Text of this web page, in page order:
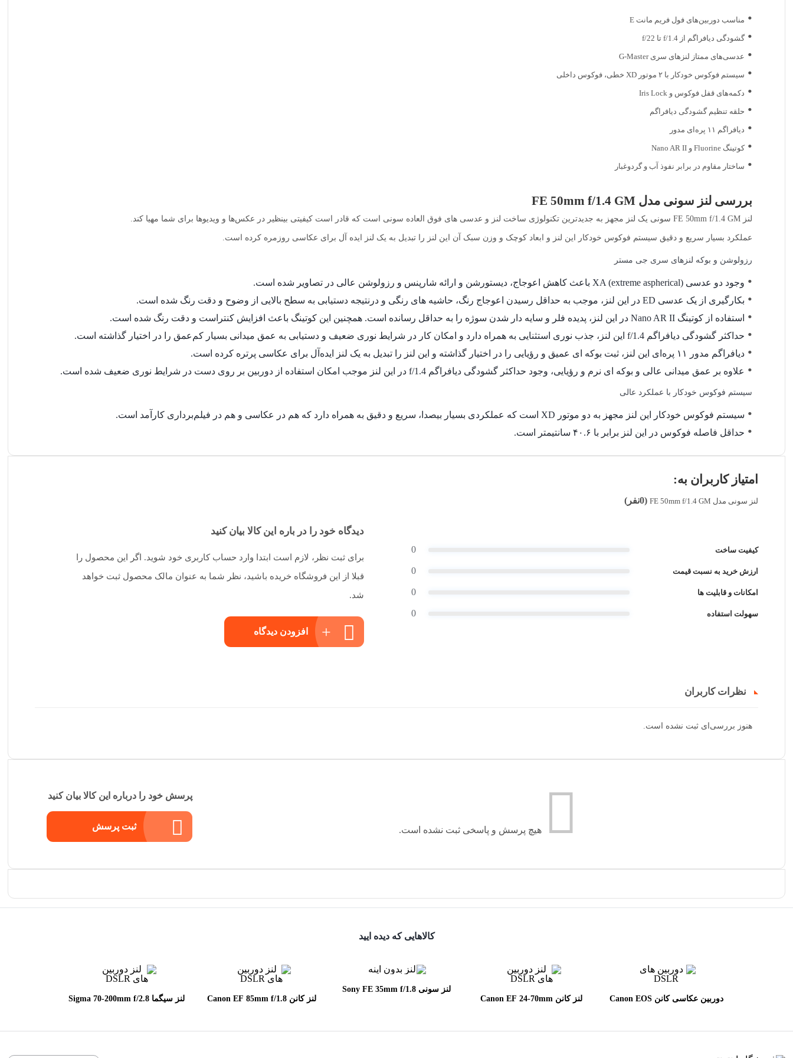
مناسب دوربین‌های فول فریم مانت E
گشودگی دیافراگم از f/1.4 تا f/22
عدسی‌های ممتاز لنزهای سری G-Master
سیستم فوکوس خودکار با ۲ موتور XD خطی، فوکوس داخلی
دکمه‌های قفل فوکوس و Iris Lock
حلقه تنظیم گشودگی دیافراگم
دیافراگم ۱۱ پره‌ای مدور
کوتینگ Fluorine و Nano AR II
ساختار مقاوم در برابر نفوذ آب و گردوغبار
بررسی لنز سونی مدل FE 50mm f/1.4 GM
لنز FE 50mm f/1.4 GM سونی یک لنز مجهز به جدیدترین تکنولوژی ساخت لنز و عدسی‌ های فوق العاده سونی است که قادر است کیفیتی بینظیر در عکس‌ها و ویدیوها برای شما مهیا کند.
عملکرد بسیار سریع و دقیق سیستم فوکوس خودکار این لنز و ابعاد کوچک و وزن سبک آن این لنز را تبدیل به یک لنز ایده‌ آل برای عکاسی روزمره کرده است.
رزولوشن و بوکه لنزهای سری جی مستر
وجود دو عدسی XA (extreme aspherical) باعث کاهش اعوجاج، دیستورشن و ارائه شارپنس و رزولوشن عالی در تصاویر شده است.
بکارگیری از یک عدسی ED در این لنز، موجب به حداقل رسیدن اعوجاج رنگ، حاشیه‌ های رنگی و درنتیجه دستیابی به سطح بالایی از وضوح و دقت رنگ شده است.
استفاده از کوتینگ Nano AR II در این لنز، پدیده فلر و سایه‌ دار شدن سوژه را به حداقل رسانده است. همچنین این کوتینگ باعث افزایش کنتراست و دقت رنگ‌ شده است.
حداکثر گشودگی دیافراگم f/1.4 این لنز، جذب نوری استثنایی به همراه دارد و امکان کار در شرایط نوری ضعیف و دستیابی به عمق میدانی بسیار کم‌عمق را در اختیار گذاشته است.
دیافراگم مدور ۱۱ پره‌ای این لنز، ثبت بوکه‌ ای عمیق و رؤیایی را در اختیار گذاشته و این لنز را تبدیل به یک لنز ایده‌‎آل برای عکاسی پرتره کرده است.
علاوه بر عمق میدانی عالی و بوکه‌ ای نرم و رؤیایی، وجود حداکثر گشودگی دیافراگم f/1.4 در این لنز موجب امکان استفاده از دوربین بر روی دست در شرایط نوری ضعیف شده است.
سیستم فوکوس خودکار با عملکرد عالی
سیستم فوکوس خودکار این لنز مجهز به دو موتور XD است که عملکردی بسیار بیصدا، سریع و دقیق به همراه دارد که هم در عکاسی و هم در فیلم‌برداری کارآمد است.
حداقل فاصله فوکوس در این لنز برابر با ۴۰.۶ سانتیمتر است.
امتیاز کاربران به:
لنز سونی مدل FE 50mm f/1.4 GM (0نفر)
کیفیت ساخت 0
ارزش خرید به نسبت قیمت 0
امکانات و قابلیت ها 0
سهولت استفاده 0
دیدگاه خود را در باره این کالا بیان کنید
برای ثبت نظر، لازم است ابتدا وارد حساب کاربری خود شوید. اگر این محصول را
قبلا از این فروشگاه خریده باشید، نظر شما به عنوان مالک محصول ثبت خواهد
شد.
افزودن دیدگاه
نظرات کاربران
هنوز بررسی‌ای ثبت نشده است.
هیچ پرسش و پاسخی ثبت نشده است.
پرسش خود را درباره این کالا بیان کنید
ثبت پرسش
کالاهایی که دیده ایید
دوربین عکاسی کانن Canon EOS لنز کانن Canon EF 24-70mm
لنز سونی Sony FE 35mm f/1.8
لنز کانن Canon EF 85mm f/1.8
لنز سیگما Sigma 70-200mm f/2.8